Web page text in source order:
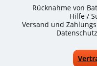
Rücknahme von
Hilfe /
Versand und
Datenschutz